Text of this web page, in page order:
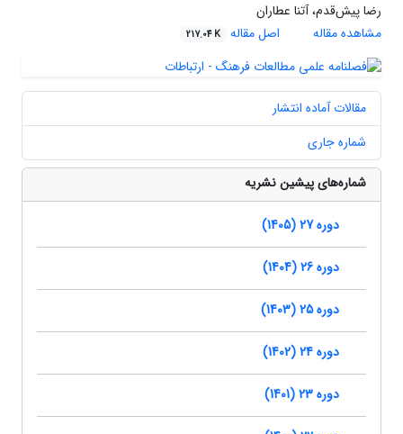
رضا پیش‌قدم، آتنا عطاران
مشاهده مقاله
اصل مقاله 217.04 K
مقالات آماده انتشار
شماره جاری
شماره‌های پیشین نشریه
دوره 27 (1405)
دوره 26 (1404)
دوره 25 (1403)
دوره 24 (1402)
دوره 23 (1401)